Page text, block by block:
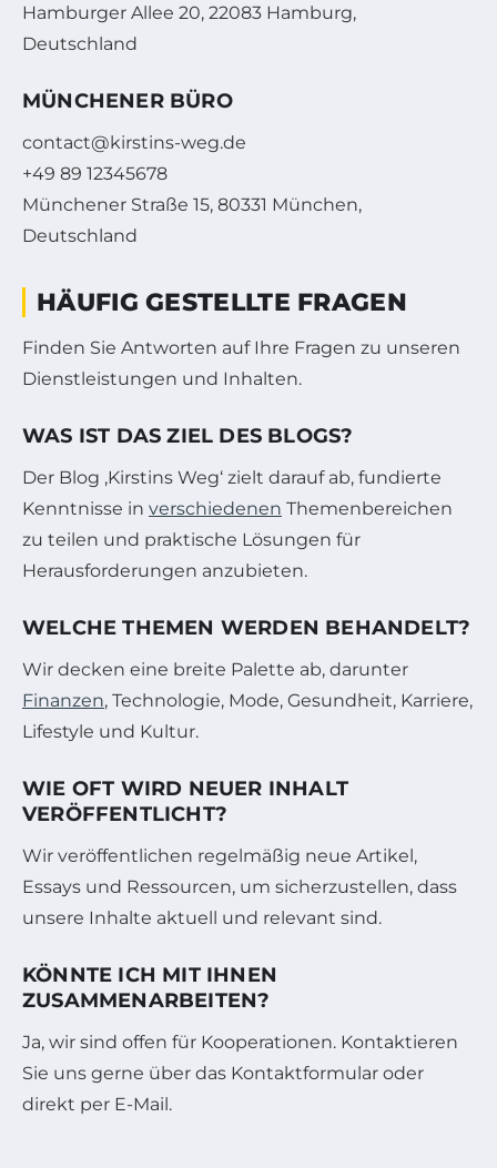
Hamburger Allee 20, 22083 Hamburg,
Deutschland
MÜNCHENER BÜRO
contact@kirstins-weg.de
+49 89 12345678
Münchener Straße 15, 80331 München,
Deutschland
HÄUFIG GESTELLTE FRAGEN
Finden Sie Antworten auf Ihre Fragen zu unseren
Dienstleistungen und Inhalten.
WAS IST DAS ZIEL DES BLOGS?
Der Blog ‚Kirstins Weg‘ zielt darauf ab, fundierte
Kenntnisse in verschiedenen Themenbereichen
zu teilen und praktische Lösungen für
Herausforderungen anzubieten.
WELCHE THEMEN WERDEN BEHANDELT?
Wir decken eine breite Palette ab, darunter
Finanzen, Technologie, Mode, Gesundheit, Karriere,
Lifestyle und Kultur.
WIE OFT WIRD NEUER INHALT
VERÖFFENTLICHT?
Wir veröffentlichen regelmäßig neue Artikel,
Essays und Ressourcen, um sicherzustellen, dass
unsere Inhalte aktuell und relevant sind.
KÖNNTE ICH MIT IHNEN
ZUSAMMENARBEITEN?
Ja, wir sind offen für Kooperationen. Kontaktieren
Sie uns gerne über das Kontaktformular oder
direkt per E-Mail.